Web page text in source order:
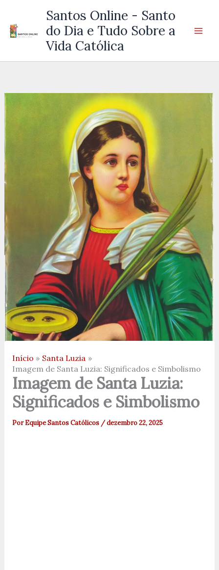
Santos Online - Santo
do Dia e Tudo Sobre a
Vida Católica
Início
Santa Luzia
Imagem de Santa Luzia: Significados e Simbolismo
Imagem de Santa Luzia:
Significados e Simbolismo
PorEquipe Santos Católicos /dezembro 22, 2025